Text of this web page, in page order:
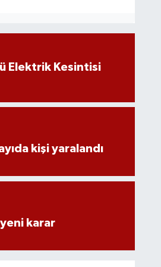
Elektrik Kesintisi
kişi yaralandı
karar